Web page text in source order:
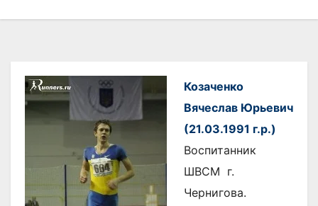
Козаченко
Вячеслав Юрьевич
(21.03.1991 г.р.)
Воспитанник
ШВСМ г.
Чернигова.